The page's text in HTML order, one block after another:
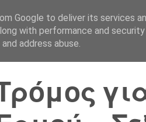
Google to deliver its services
with performance and
address abuse.